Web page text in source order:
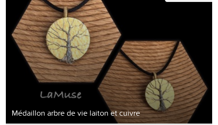
Médaillon arbre de vie laiton et cuivre